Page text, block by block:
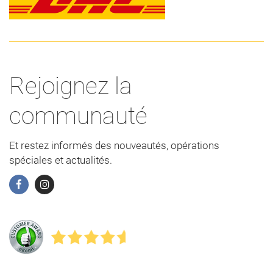
Rejoignez la
communauté
Et restez informés des nouveautés, opérations
spéciales et actualités.